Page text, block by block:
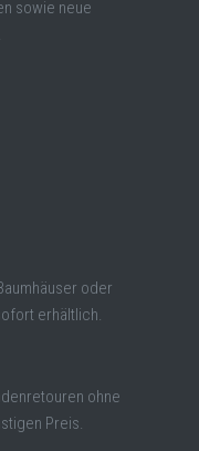
sowie neue
oder
erhältlich.
ohne
Preis.